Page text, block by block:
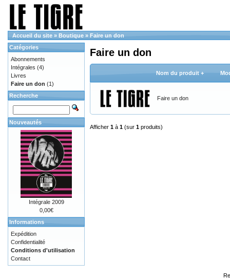
Accueil du site » Boutique » Faire un don
Faire un don
Nom du produit +
Faire un don
Afficher 1 à 1 (sur 1 produits)
Catégories
Abonnements
Intégrales (4)
Livres
Faire un don (1)
Recherche
Nouveautés
Intégrale 2009
0,00€
Informations
Expédition
Confidentialité
Conditions d'utilisation
Contact